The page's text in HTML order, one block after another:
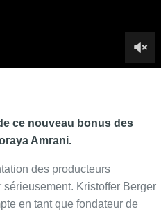
les petits producteurs,
qui sont dans une démarche
de MMA ouvre